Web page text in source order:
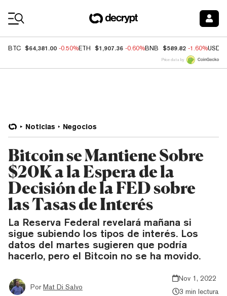
BTC $64,381.00 -0.50%ETH $1,907.36 -0.60%BNB $589.82 -1.60%USDC
Price data by
Noticias Negocios
Bitcoin se Mantiene Sobre
$20K a la Espera de la
Decisión de la FED sobre
las Tasas de Interés
La Reserva Federal revelará mañana si
sigue subiendo los tipos de interés. Los
datos del martes sugieren que podría
hacerlo, pero el Bitcoin no se ha movido.
Por Mat Di Salvo
Nov 1, 2022
3 min lectura